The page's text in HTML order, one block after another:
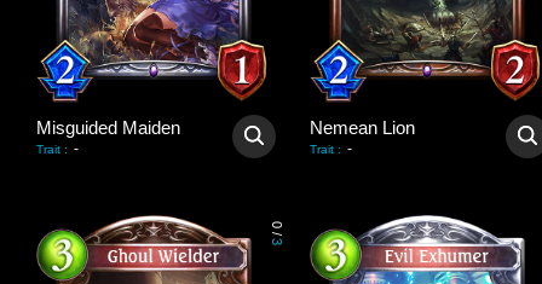
Misguided Maiden
Trait : -
Nemean Lion
Trait : -
0
/
3